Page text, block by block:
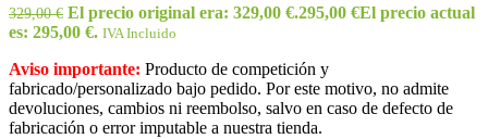
329,00€ El precio original era: 329,00 €.295,00 €El precio actual
es: 295,00 €. IVA Incluido
Aviso importante: Producto de competición y
fabricado/personalizado bajo pedido. Por este motivo, no admite
devoluciones, cambios ni reembolso, salvo en caso de defecto de
fabricación o error imputable a nuestra tienda.